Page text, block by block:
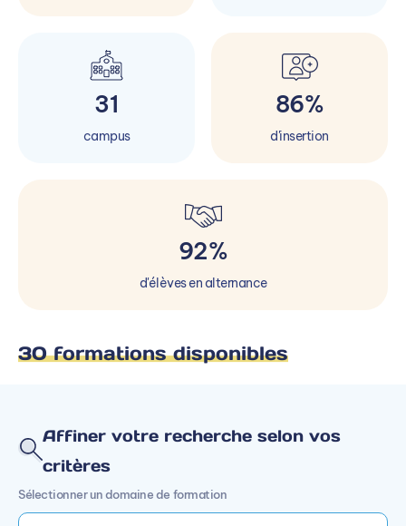
31
campus
86%
d'insertion
92%
d'élèves en alternance
30 formations disponibles
Affiner votre recherche selon vos
critères
Sélectionner un domaine de formation